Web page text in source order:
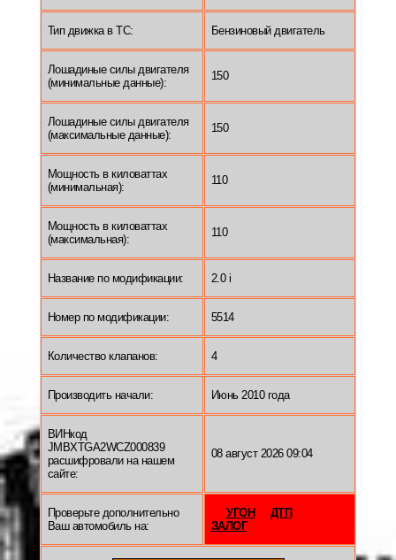
Тип движка в ТС: Бензиновый двигатель
Лошадиные силы двигателя
(минимальные данные):
150
Лошадиные силы двигателя
(максимальные данные):
150
Мощность в киловаттах
(минимальная):
110
Мощность в киловаттах
(максимальная):
110
Название по модификации: 2.0 i
Номер по модификации: 5514
Количество клапанов: 4
Производить начали: Июнь 2010 года
ВИНкод
JMBXTGA2WCZ000839
расшифровали на нашем
сайте:
08 август 2026 09:04
Проверьте дополнительно
Ваш автомобиль на:
УГОН
ДТП
ЗАЛОГ